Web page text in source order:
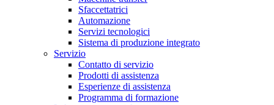
Sfaccettatrici
Automazione
Servizi tecnologici
Sistema di produzione integrato
Servizio
Contatto di servizio
Prodotti di assistenza
Esperienze di assistenza
Programma di formazione